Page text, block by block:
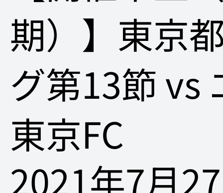
期）】東京
グ第13節 vs
東京FC
2021年7月